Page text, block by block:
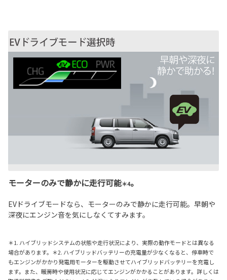
モーターのみで静かに走行可能＊4。
EVドライブモードなら、モーターのみで静かに走行可能。早朝や
深夜にエンジン音を気にしなくてすみます。
＊1. ハイブリッドシステムの状態や走行状況により、実際の動作モードとは異なる
場合があります。＊2. ハイブリッドバッテリーの充電量が少なくなると、停車時で
もエンジンがかかり発電用モーターを駆動させてハイブリッドバッテリーを充電し
ます。また、暖房時や使用状況に応じてエンジンがかかることがあります。詳しくは